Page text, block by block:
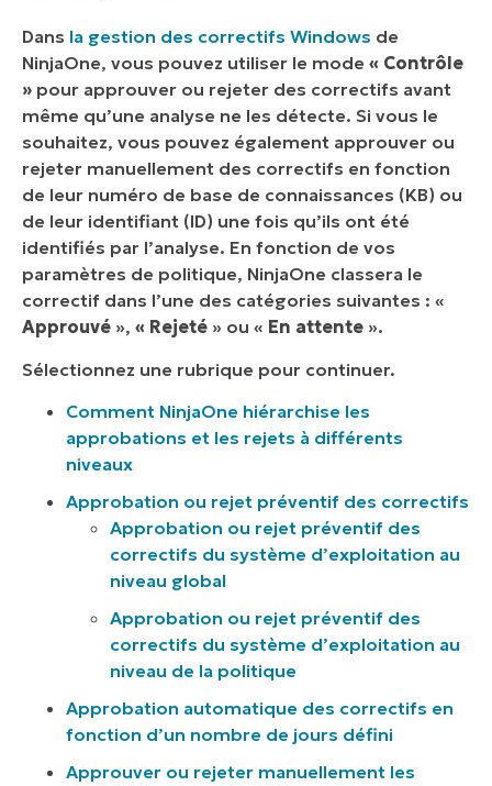
Dans la gestion des correctifs Windows de
NinjaOne, vous pouvez utiliser le mode « Contrôle
» pour approuver ou rejeter des correctifs avant
même qu’une analyse ne les détecte. Si vous le
souhaitez, vous pouvez également approuver ou
rejeter manuellement des correctifs en fonction
de leur numéro de base de connaissances (KB) ou
de leur identifiant (ID) une fois qu’ils ont été
identifiés par l’analyse. En fonction de vos
paramètres de politique, NinjaOne classera le
correctif dans l’une des catégories suivantes : «
Approuvé », « Rejeté » ou « En attente ».
Sélectionnez une rubrique pour continuer.
Comment NinjaOne hiérarchise les
approbations et les rejets à différents
niveaux
Approbation ou rejet préventif des correctifs
Approbation ou rejet préventif des
correctifs du système d’exploitation au
niveau global
Approbation ou rejet préventif des
correctifs du système d’exploitation au
niveau de la politique
Approbation automatique des correctifs en
fonction d’un nombre de jours défini
Approuver ou rejeter manuellement les